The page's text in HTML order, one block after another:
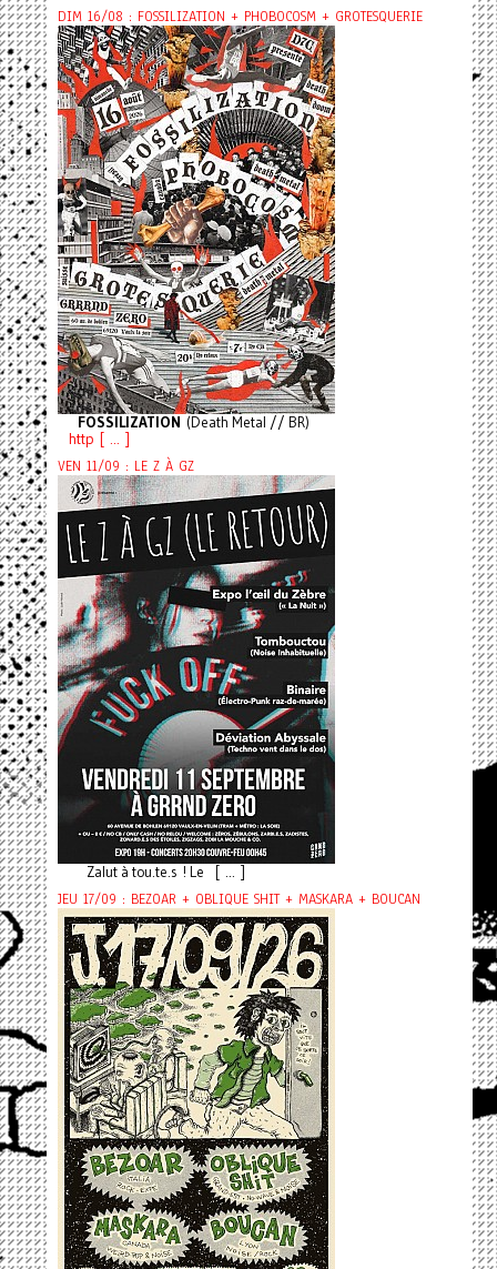
DIM 16/08 : FOSSILIZATION + PHOBOCOSM + GROTESQUERIE
FOSSILIZATION (Death Metal // BR)
http [ ... ]
VEN 11/09 : LE Z À GZ
Zalut à tou.te.s ! Le [ ... ]
JEU 17/09 : BEZOAR + OBLIQUE SHIT + MASKARA + BOUCAN